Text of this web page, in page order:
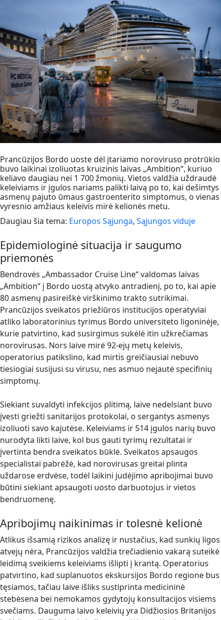
Prancūzijos Bordo uoste dėl įtariamo noroviruso protrūkio
buvo laikinai izoliuotas kruizinis laivas „Ambition“, kuriuo
keliavo daugiau nei 1 700 žmonių. Vietos valdžia uždraudė
keleiviams ir įgulos nariams palikti laivą po to, kai dešimtys
asmenų pajuto ūmaus gastroenterito simptomus, o vienas
vyresnio amžiaus keleivis mirė kelionės metu.
Daugiau šia tema: Europos Sąjunga, Sąjungos viduje
Epidemiologinė situacija ir saugumo
priemonės
Bendrovės „Ambassador Cruise Line“ valdomas laivas
„Ambition“ į Bordo uostą atvyko antradienį, po to, kai apie
80 asmenų pasireiškė virškinimo trakto sutrikimai.
Prancūzijos sveikatos priežiūros institucijos operatyviai
atliko laboratorinius tyrimus Bordo universiteto ligoninėje,
kurie patvirtino, kad susirgimus sukėlė itin užkrečiamas
norovirusas. Nors laive mirė 92-ejų metų keleivis,
operatorius patikslino, kad mirtis greičiausiai nebuvo
tiesiogiai susijusi su virusu, nes asmuo nejautė specifinių
simptomų.
Siekiant suvaldyti infekcijos plitimą, laive nedelsiant buvo
įvesti griežti sanitarijos protokolai, o sergantys asmenys
izoliuoti savo kajutėse. Keleiviams ir 514 įgulos narių buvo
nurodyta likti laive, kol bus gauti tyrimų rezultatai ir
įvertinta bendra sveikatos būklė. Sveikatos apsaugos
specialistai pabrėžė, kad norovirusas greitai plinta
uždarose erdvėse, todėl laikini judėjimo apribojimai buvo
būtini siekiant apsaugoti uosto darbuotojus ir vietos
bendruomenę.
Apribojimų naikinimas ir tolesnė kelionė
Atlikus išsamią rizikos analizę ir nustačius, kad sunkių ligos
atvejų nėra, Prancūzijos valdžia trečiadienio vakarą suteikė
leidimą sveikiems keleiviams išlipti į krantą. Operatorius
patvirtino, kad suplanuotos ekskursijos Bordo regione bus
tęsiamos, tačiau laive išliks sustiprinta medicininė
stebėsena bei nemokamos gydytojų konsultacijos visiems
svečiams. Dauguma laivo keleivių yra Didžiosios Britanijos